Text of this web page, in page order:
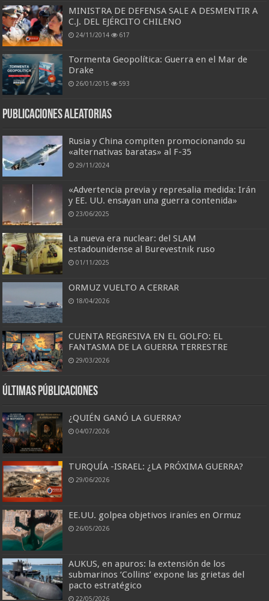
MINISTRA DE DEFENSA SALE A DESMENTIR A
C.J. DEL EJÉRCITO CHILENO
24/11/2014 617
Tormenta Geopolítica: Guerra en el Mar de
Drake
26/01/2015 593
Publicaciones aleatorias
Rusia y China compiten promocionando su
«alternativas baratas» al F-35
29/11/2024
«Advertencia previa y represalia medida: Irán
y EE. UU. ensayan una guerra contenida»
23/06/2025
La nueva era nuclear: del SLAM
estadounidense al Burevestnik ruso
01/11/2025
ORMUZ VUELTO A CERRAR
18/04/2026
CUENTA REGRESIVA EN EL GOLFO: EL
FANTASMA DE LA GUERRA TERRESTRE
29/03/2026
Últimas Públicaciones
¿QUIÉN GANÓ LA GUERRA?
04/07/2026
TURQUÍA -ISRAEL: ¿LA PRÓXIMA GUERRA?
29/06/2026
EE.UU. golpea objetivos iraníes en Ormuz
26/05/2026
AUKUS, en apuros: la extensión de los
submarinos ‘Collins’ expone las grietas del
pacto estratégico
22/05/2026